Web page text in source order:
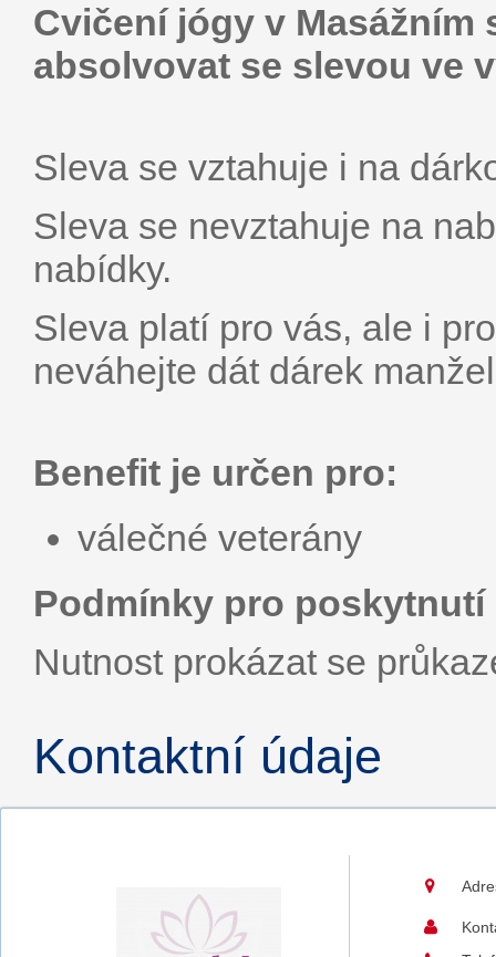
Cvičení jógy v Masážním
absolvovat se slevou ve
Sleva se vztahuje i na
Sleva se nevztahuje na
nabídky.
Sleva platí pro vás, ale i
neváhejte dát dárek
Benefit je určen pro:
válečné veterány
Podmínky pro poskytnutí
Nutnost prokázat se
Kontaktní údaje